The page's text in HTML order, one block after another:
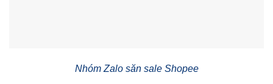
Nhóm Zalo săn sale Shopee